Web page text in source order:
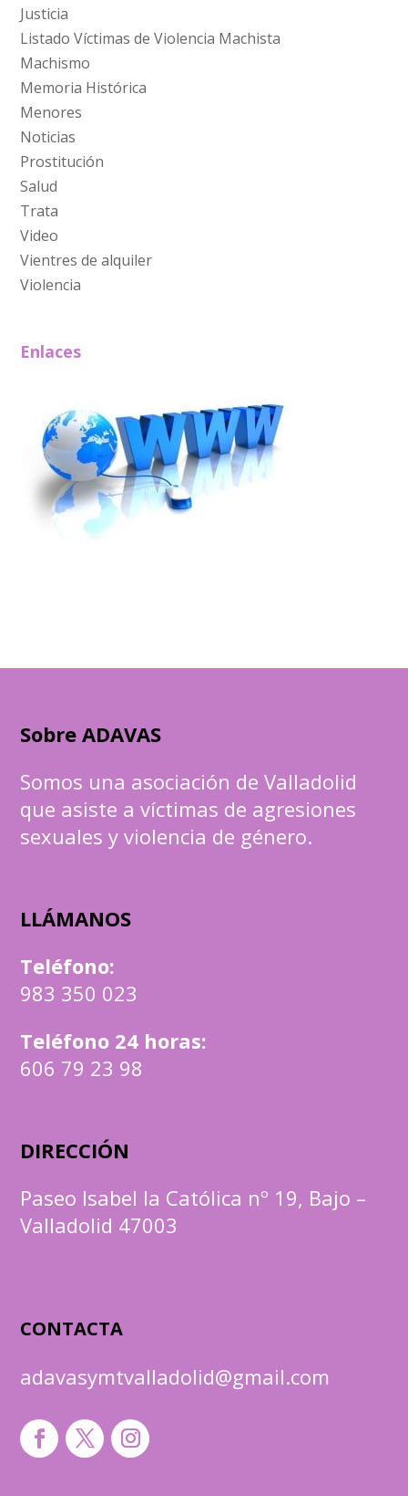
Justicia
Listado Víctimas de Violencia Machista
Machismo
Memoria Histórica
Menores
Noticias
Prostitución
Salud
Trata
Video
Vientres de alquiler
Violencia
Enlaces
Sobre ADAVAS
Somos una asociación de Valladolid
que asiste a víctimas de agresiones
sexuales y violencia de género.
LLÁMANOS
Teléfono:
983 350 023
Teléfono 24 horas:
606 79 23 98
DIRECCIÓN
Paseo Isabel la Católica nº 19, Bajo –
Valladolid 47003
CONTACTA
adavasymtvalladolid@gmail.com